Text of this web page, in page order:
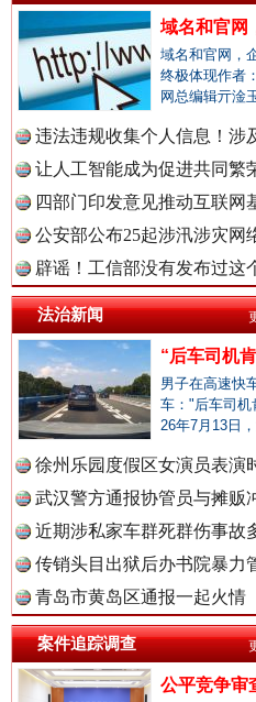
中国
中国
中国
中
中国
中国
衣柜里的秘密
春天里的科技盛宴
巳巳如意，开工大
域名和官网
域名和官网，
终极体现作者
网总编辑亓淦
违法违规收集个人信息！涉
让人工智能成为促进共同繁
四部门印发意见推动互联网
公安部公布25起涉汛涉灾网
辟谣！工信部没有发布过这
法治新闻
“后车司机
男子在高速快
车："后车司机
26年7月13日
徐州乐园度假区女演员表演
武汉警方通报协管员与摊贩
近期涉私家车群死群伤事故
传销头目出狱后办书院暴力
青岛市黄岛区通报一起火情
案件追踪调查
公平竞争审